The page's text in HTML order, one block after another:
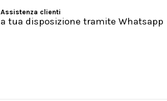
Assistenza clienti
a tua disposizione tramite Whatsapp